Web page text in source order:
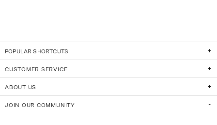
POPULAR SHORTCUTS
CUSTOMER SERVICE
ABOUT US
JOIN OUR COMMUNITY